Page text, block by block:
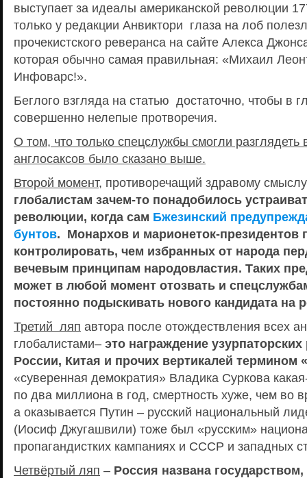
выступает за идеалы американской революции
только у редакции Анвиктори глаза на лоб
прочекистского реверанса на сайте Алекса
которая обычно самая правильная: «Михаил
Инфоварс!».
Беглого взгляда на статью достаточно, чтобы в
совершенно нелепые протворечия.
О том, что только спецслужбы смогли разглядеть
англосаксов было сказано выше.
Второй момент, противоречащий здравому смыслу
глобалистам зачем-то понадобилось
революции, когда сам Бжезинский
бунтов. Монархов и марионеток-президентов
контролировать, чем избранных от народа
вечевым принципам народовластия. Таких
может в любой момент отозвать и
постоянно подыскивать нового кандидата на
Третий ляп автора после отождествления всех
глобалистами– это награждение
России, Китая и прочих вертикалей термином
«суверенная демократия» Владика Суркова
по два миллиона в год, смертность хуже, чем во
а оказывается Путин – русский национальный
(Иосиф Джугашвили) тоже был «русским»
пропагандистких кампаниях и СССР и западных
Четвёртый ляп – Россия названа государством,